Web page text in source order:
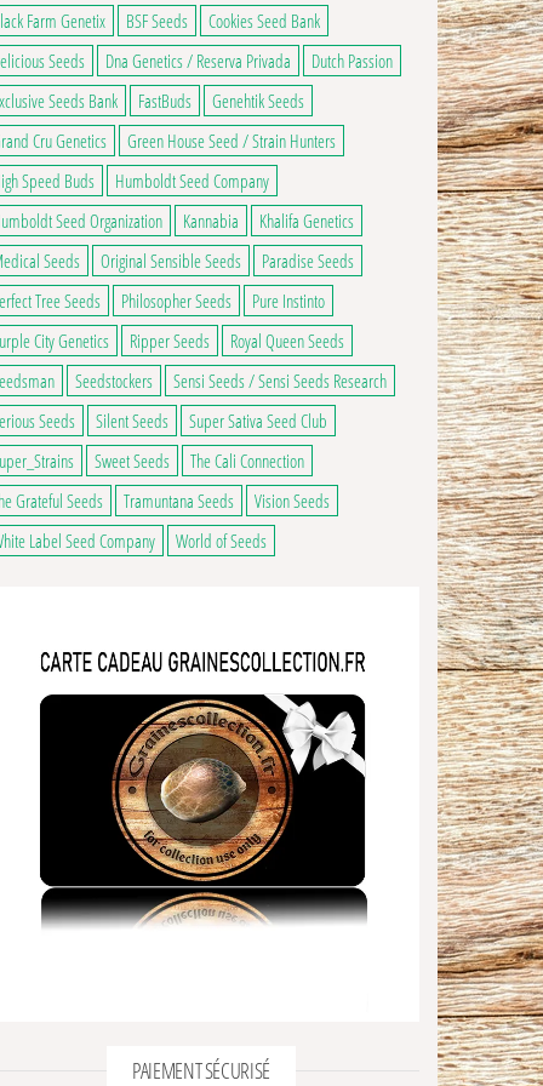
3 avis
Farm Genetix
BSF Seeds
Cookies Seed Bank
Seeds
Dna Genetics / Reserva Privada
Dutch Passion
Seeds Bank
FastBuds
Genehtik Seeds
Cru Genetics
Green House Seed / Strain Hunters
Speed Buds
Humboldt Seed Company
Seed Organization
Kannabia
Khalifa Genetics
Seeds
Original Sensible Seeds
Paradise Seeds
Tree Seeds
Philosopher Seeds
Pure Instinto
City Genetics
Ripper Seeds
Royal Queen Seeds
Seedstockers
Sensi Seeds / Sensi Seeds Research
Seeds
Silent Seeds
Super Sativa Seed Club
Sweet Seeds
The Cali Connection
Grateful Seeds
Tramuntana Seeds
Vision Seeds
Label Seed Company
World of Seeds
PAIEMENT SÉCURISÉ